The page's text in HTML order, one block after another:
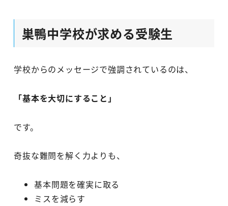
巣鴨中学校が求める受験生
学校からのメッセージで強調されているのは、
「基本を大切にすること」
です。
奇抜な難問を解く力よりも、
基本問題を確実に取る
ミスを減らす